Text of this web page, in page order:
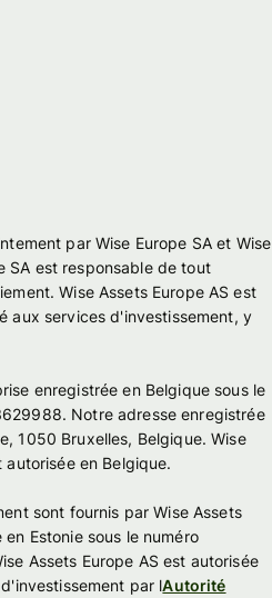
par Wise Europe SA et Wise
SA est responsable de tout
Wise Assets Europe AS est
aux services d'investissement, y
enregistrée en Belgique sous le
Notre adresse enregistrée
1050 Bruxelles, Belgique. Wise
en Belgique.
sont fournis par Wise Assets
Estonie sous le numéro
Assets Europe AS est autorisée
par lAutorité